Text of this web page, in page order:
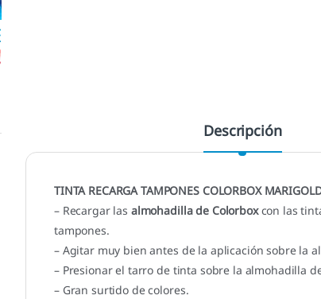
Descripción
TINTA RECARGA TAMPONES COLORBOX
– Recargar las almohadilla de Colorboxcon las
tampones.
– Agitar muy bien antes de la aplicación sobre la
– Presionar el tarro de tinta sobre la almohadilla
– Gran surtido de colores.